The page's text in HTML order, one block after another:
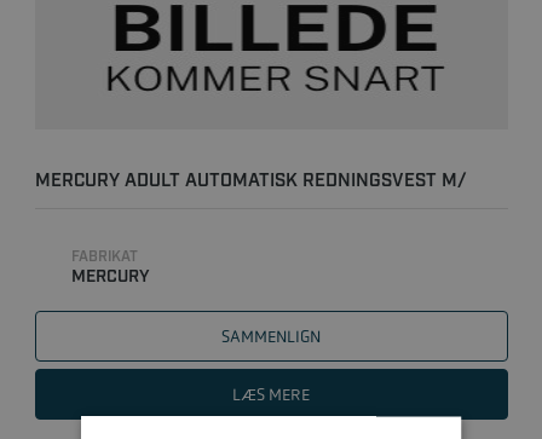
MERCURY ADULT AUTOMATISK REDNINGSVEST M/
FABRIKAT
MERCURY
SAMMENLIGN
LÆS MERE